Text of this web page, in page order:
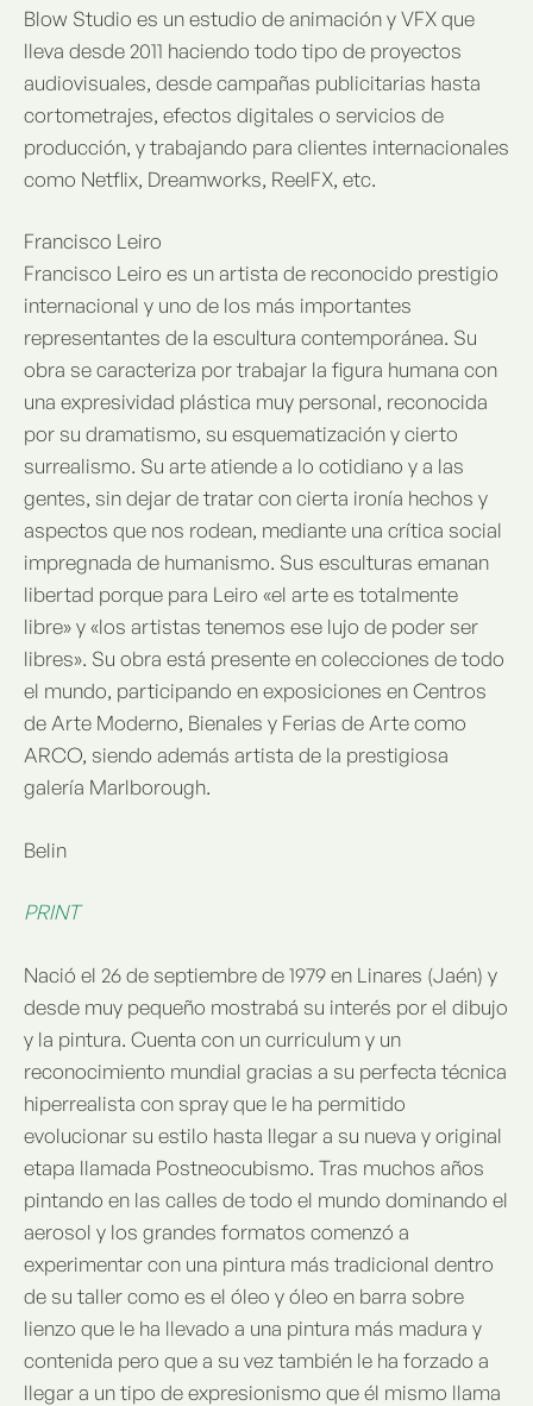
Blow Studio es un estudio de animación y VFX que
lleva desde 2011 haciendo todo tipo de proyectos
audiovisuales, desde campañas publicitarias hasta
cortometrajes, efectos digitales o servicios de
producción, y trabajando para clientes internacionales
como Netﬂix, Dreamworks, ReelFX, etc.
Francisco Leiro
Francisco Leiro es un artista de reconocido prestigio
internacional y uno de los más importantes
representantes de la escultura contemporánea. Su
obra se caracteriza por trabajar la figura humana con
una expresividad plástica muy personal, reconocida
por su dramatismo, su esquematización y cierto
surrealismo. Su arte atiende a lo cotidiano y a las
gentes, sin dejar de tratar con cierta ironía hechos y
aspectos que nos rodean, mediante una crítica social
impregnada de humanismo. Sus esculturas emanan
libertad porque para Leiro «el arte es totalmente
libre» y «los artistas tenemos ese lujo de poder ser
libres». Su obra está presente en colecciones de todo
el mundo, participando en exposiciones en Centros
de Arte Moderno, Bienales y Ferias de Arte como
ARCO, siendo además artista de la prestigiosa
galería Marlborough.
Belin
PRINT
Nació el 26 de septiembre de 1979 en Linares (Jaén) y
desde muy pequeño mostrabá su interés por el dibujo
y la pintura. Cuenta con un curriculum y un
reconocimiento mundial gracias a su perfecta técnica
hiperrealista con spray que le ha permitido
evolucionar su estilo hasta llegar a su nueva y original
etapa llamada Postneocubismo. Tras muchos años
pintando en las calles de todo el mundo dominando el
aerosol y los grandes formatos comenzó a
experimentar con una pintura más tradicional dentro
de su taller como es el óleo y óleo en barra sobre
lienzo que le ha llevado a una pintura más madura y
contenida pero que a su vez también le ha forzado a
llegar a un tipo de expresionismo que él mismo llama